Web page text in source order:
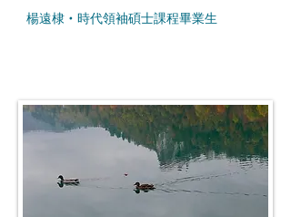
楊遠棣 • 時代領袖碩士課程畢業生